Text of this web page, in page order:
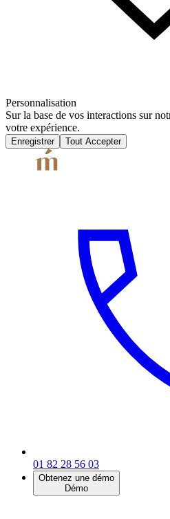
Personnalisation
Sur la base de vos interactions sur
votre expérience.
Enregistrer Tout Accepter
01 82 28 56 03
Obtenez une démo
Démo